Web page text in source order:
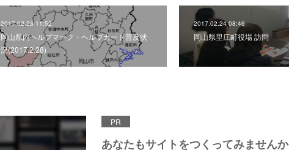
2017.02.28 11:52
岡山県内ヘルプマーク・ヘルプカード普及状
況(2017.2.28)
2017.02.24 08:46
岡山県里庄町役場 訪問
PR
あなたもサイトをつくってみませんか